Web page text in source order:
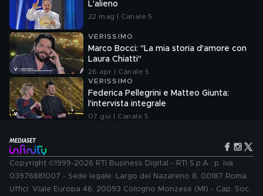
L'alieno
22 mag | Canale 5
VERISSIMO
Marco Bocci: "La mia storia d'amore con
Laura Chiatti"
26 apr | Canale 5
VERISSIMO
Federica Pellegrini e Matteo Giunta:
l'intervista integrale
07 giu | Canale 5
Copyright ©1999-2026 RTI Business Digital - RTI S.p.A.: p. iva
03976881007 - Sede legale: Largo del Nazareno 8, 00187 Roma.
Uffici: Viale Europa 46, 20093 Cologno Monzese (MI) - Cap. Soc.